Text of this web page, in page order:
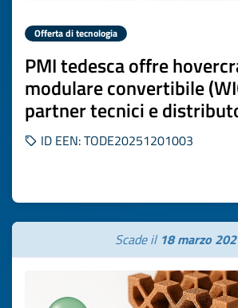
Offerta di tecnologia
PMI tedesca offre
modulare convertibile
partner tecnici e
ID EEN: TODE20251201003
Scade il 18 marzo